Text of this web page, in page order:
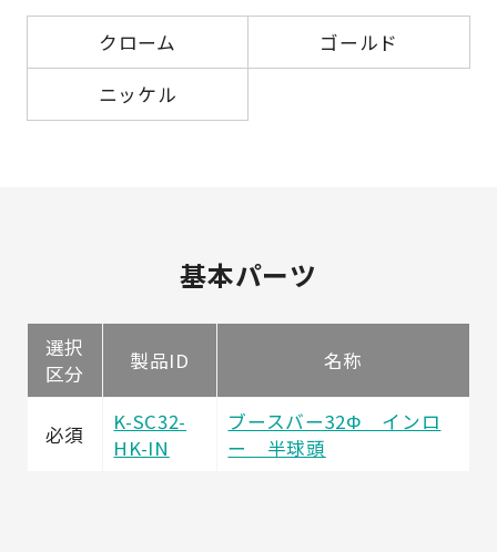
クローム
ゴールド
ニッケル
基本パーツ
選択
区分
製品ID 名称
必須
K-SC32-
HK-IN
ブースバー32Φ インロ
ー 半球頭